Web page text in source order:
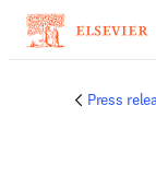
Press